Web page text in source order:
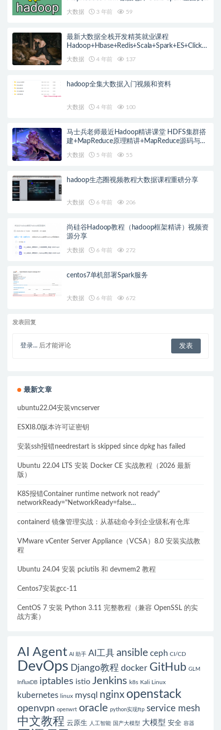
大数据 3 年前 59
最新大数据全栈开发精英就业课程
Hadoop+Hbase+Redis+Scala+Spark+ES+ClickH
大数据 4 年前 137
hadoop全集大数据入门视频和资料
大数据 4 年前 100
马士兵老师最近Hadoop精讲课堂 HDFS集群搭
建+MapReduce原理精讲+MapReduce源码与开
大数据 5 年前 55
hadoop生态圈视频教程大数据课程重磅分享
大数据 6 年前 206
尚硅谷Hadoop教程（hadoop框架精讲）视频资
源分享
大数据 6 年前 272
centos7单机部署Spark服务
大数据 6 年前 672
发表回复
登录... 后才能评论
最新文章
ubuntu22.04安装vncserver
ESXI8.0版本许可证密钥
安装ssh报错needrestart is skipped since dpkg has failed
Ubuntu 22.04 LTS 安装 Docker CE 实战教程（2026 最新
版）
K8S报错Container runtime network not ready"
networkReady="NetworkReady=false
containerd 镜像管理实战：从基础命令到企业级私有仓库
VMware vCenter Server Appliance（VCSA）8.0 安装实战教
程
Ubuntu 24.04 安装 pciutils 和 devmem2 教程
Centos7安装gcc-11
CentOS 7 安装 Python 3.11 完整教程（兼容 OpenSSL 的实
战方案）
AI Agent AI 助手 AI工具 ansible ceph CI/CD
DevOps Django教程 docker GitHub GLM
InfluxDB iptables istio Jenkins k8s Kali Linux
kubernetes linux mysql nginx openstack
openvpn openwrt oracle python实现ftp service mesh
中文教程 云原生 人工智能 国产大模型 大模型 安全 容器